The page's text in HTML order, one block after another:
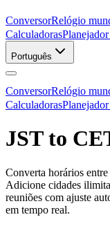
ConversorRelógio
Calculadoras
Português
ConversorRelógio
Calculadoras
JST to
Converta horários
Adicione cidades
reuniões com ajuste
em tempo real.